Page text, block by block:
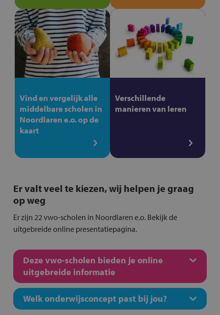
Vind en vergelijk alle
middelbare scholen in
Noordlaren e.o. op de
kaart
Verschillende
manieren van leren
Er valt veel te kiezen, wij helpen je graag
op weg
Er zijn 22 vwo-scholen in Noordlaren e.o. Bekijk de
uitgebreide online presentatiepagina.
Deze vwo-scholen bieden je online
uitgebreide informatie
Welk onderwijsconcept past bij jou?